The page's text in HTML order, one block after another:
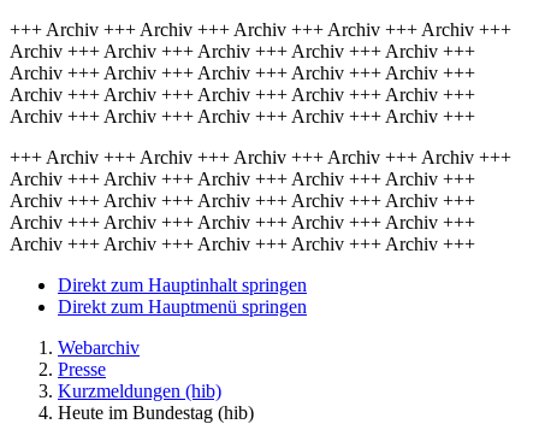
+++ Archiv +++ Archiv +++ Archiv +++ Archiv +++ Archiv +++
Archiv +++ Archiv +++ Archiv +++ Archiv +++ Archiv +++
Archiv +++ Archiv +++ Archiv +++ Archiv +++ Archiv +++
Archiv +++ Archiv +++ Archiv +++ Archiv +++ Archiv +++
Archiv +++ Archiv +++ Archiv +++ Archiv +++ Archiv +++
+++ Archiv +++ Archiv +++ Archiv +++ Archiv +++ Archiv +++
Archiv +++ Archiv +++ Archiv +++ Archiv +++ Archiv +++
Archiv +++ Archiv +++ Archiv +++ Archiv +++ Archiv +++
Archiv +++ Archiv +++ Archiv +++ Archiv +++ Archiv +++
Archiv +++ Archiv +++ Archiv +++ Archiv +++ Archiv +++
Direkt zum Hauptinhalt springen
Direkt zum Hauptmenü springen
Webarchiv
Presse
Kurzmeldungen (hib)
Heute im Bundestag (hib)